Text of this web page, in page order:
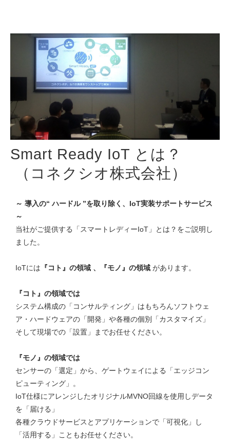
Smart Ready IoT とは？
（コネクシオ株式会社）
～ 導入の“ ハードル ”を取り除く、IoT実装サポートサービス
～
当社がご提供する「スマートレディーIoT」とは？をご説明し
ました。
IoTには 『コト』の領域 、『モノ』の領域 があります。
『コト』の領域では
システム構成の「コンサルティング」はもちろんソフトウェ
ア・ハードウェアの「開発」や各種の個別「カスタマイズ」
そして現場での「設置」までお任せください。
『モノ』の領域では
センサーの「選定」から、ゲートウェイによる「エッジコン
ピューティング」。
IoT仕様にアレンジしたオリジナルMVNO回線を使用しデータ
を「届ける」
各種クラウドサービスとアプリケーションで「可視化」し
「活用する」こともお任せください。